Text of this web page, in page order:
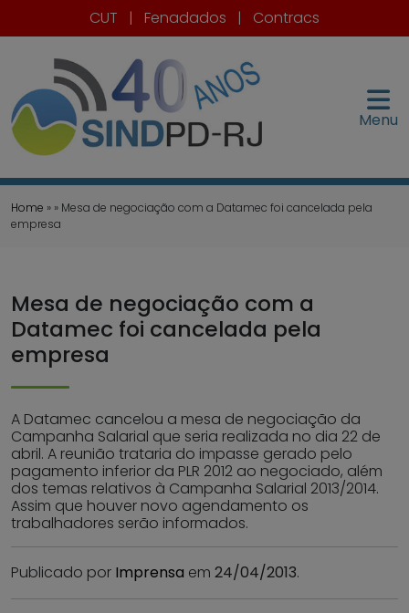
CUT | Fenadados | Contracs
Menu
Home » » Mesa de negociação com a Datamec foi cancelada pela
empresa
Mesa de negociação com a
Datamec foi cancelada pela
empresa
A Datamec cancelou a mesa de negociação da
Campanha Salarial que seria realizada no dia 22 de
abril. A reunião trataria do impasse gerado pelo
pagamento inferior da PLR 2012 ao negociado, além
dos temas relativos à Campanha Salarial 2013/2014.
Assim que houver novo agendamento os
trabalhadores serão informados.
Publicado por Imprensa em 24/04/2013.